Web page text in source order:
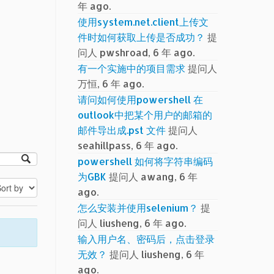
年 ago.
使用system.net.client上传文
件时如何获取上传是否成功？ 提
问人 pwshroad, 6 年 ago.
有一个实施中的项目需求提问人
万恒, 6 年 ago.
请问如何使用powershell 在
outlook中把某个用户的邮箱的
邮件导出成.pst 文件提问人
seahillpass, 6 年 ago.
powershell 如何将字符串编码
为GBK 提问人 awang, 6 年
ago.
怎么安装并使用selenium？ 提
问人 liusheng, 6 年 ago.
输入用户名、密码后，点击登录
无效？ 提问人 liusheng, 6 年
ago.